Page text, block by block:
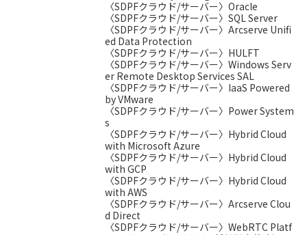
〈SDPFクラウド/サーバー〉Oracle
〈SDPFクラウド/サーバー〉SQL Server
〈SDPFクラウド/サーバー〉Arcserve Unifi
ed Data Protection
〈SDPFクラウド/サーバー〉HULFT
〈SDPFクラウド/サーバー〉Windows Serv
er Remote Desktop Services SAL
〈SDPFクラウド/サーバー〉IaaS Powered
by VMware
〈SDPFクラウド/サーバー〉Power System
s
〈SDPFクラウド/サーバー〉Hybrid Cloud
with Microsoft Azure
〈SDPFクラウド/サーバー〉Hybrid Cloud
with GCP
〈SDPFクラウド/サーバー〉Hybrid Cloud
with AWS
〈SDPFクラウド/サーバー〉Arcserve Clou
d Direct
〈SDPFクラウド/サーバー〉WebRTC Platf